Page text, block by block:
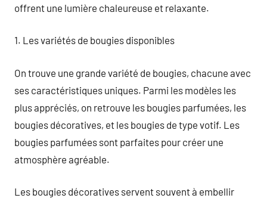
offrent une lumière chaleureuse et relaxante.
1. Les variétés de bougies disponibles
On trouve une grande variété de bougies, chacune avec
ses caractéristiques uniques. Parmi les modèles les
plus appréciés, on retrouve les bougies parfumées, les
bougies décoratives, et les bougies de type votif. Les
bougies parfumées sont parfaites pour créer une
atmosphère agréable.
Les bougies décoratives servent souvent à embellir